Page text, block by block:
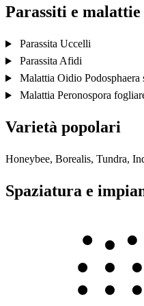
Parassiti e malattie
Parassita Uccelli
Parassita Afidi
Malattia Oidio Podosphaera
Malattia Peronospora
Varietà popolari
Honeybee, Borealis, Tundra,
Spaziatura e